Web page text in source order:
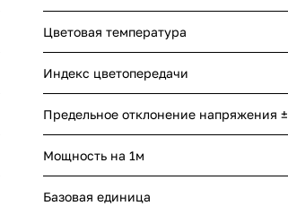
Цветовая температура
Индекс цветопередачи
Предельное отклонение напряжения ±
Мощность на 1м
Базовая единица